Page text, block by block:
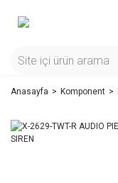
Anasayfa Komponent